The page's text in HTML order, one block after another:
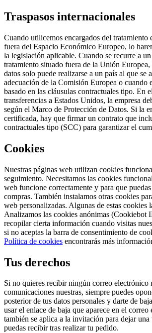
Traspasos internacionales
Cuando utilicemos encargados del tratamiento
fuera del Espacio Económico Europeo, lo
la legislación aplicable. Cuando se recurre a
tratamiento situado fuera de la Unión Europea,
datos solo puede realizarse a un país al que se
adecuación de la Comisión Europea o cuando
basado en las cláusulas contractuales tipo. En
transferencias a Estados Unidos, la empresa
según el Marco de Protección de Datos. Si la
certificada, hay que firmar un contrato que
contractuales tipo (SCC) para garantizar el
Cookies
Nuestras páginas web utilizan cookies
seguimiento. Necesitamos las cookies
web funcione correctamente y para que
compras. También instalamos otras cookies
web personalizadas. Algunas de estas cookies
Analizamos las cookies anónimas (Cookiebot
recopilar cierta información cuando visitas
si no aceptas la barra de consentimiento de
Política de cookies encontrarás más
Tus derechos
Si no quieres recibir ningún correo electrónico
comunicaciones nuestras, siempre puedes
posterior de tus datos personales y darte de
usar el enlace de baja que aparece en el
también se aplica a la invitación para dejar
puedas recibir tras realizar tu pedido.